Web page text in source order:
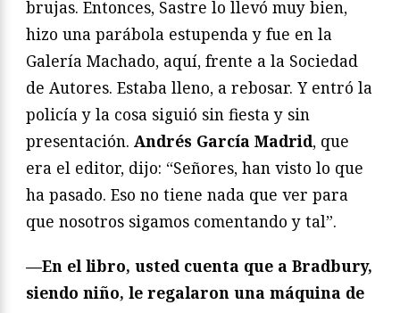
brujas. Entonces, Sastre lo llevó muy bien,
hizo una parábola estupenda y fue en la
Galería Machado, aquí, frente a la Sociedad
de Autores. Estaba lleno, a rebosar. Y entró la
policía y la cosa siguió sin fiesta y sin
presentación. Andrés García Madrid, que
era el editor, dijo: “Señores, han visto lo que
ha pasado. Eso no tiene nada que ver para
que nosotros sigamos comentando y tal”.
—En el libro, usted cuenta que a Bradbury,
siendo niño, le regalaron una máquina de